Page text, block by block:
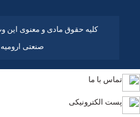
کلیه حقوق مادی و معنوی این
صنعتی
تماس با ما
پست الکترونیکی